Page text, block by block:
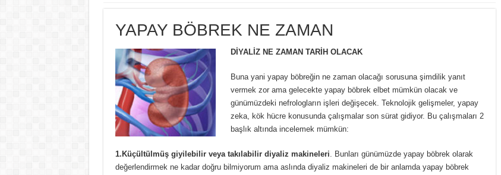
GÜNDE 8 BARDAK SU
BÖBREK HASTALIĞI NEDEN ARTIYOR
BÖBREK HASTALARI İÇİN YENİ UMUT/İLAÇ
EVRE 2 BÖBREK YETMEZLİĞİ
BÖBREK HASTASI ZAYIFLAMA İĞNESİ KULLANABİLİR Mİ?
BÖBREK HASTASI KREATİN KULLANABİLİR Mİ?
YAPAY BÖBREK NE ZAMAN
DİYALİZ NE ZAMAN TARİH OLACAK
Buna yani yapay böbreğin ne zaman olacağı sorusuna şimdilik yanıt
vermek zor ama gelecekte yapay böbrek elbet mümkün olacak ve
günümüzdeki nefrologların işleri değişecek. Teknolojik gelişmeler, yapay
zeka, kök hücre konusunda çalışmalar son sürat gidiyor. Bu çalışmaları 2
başlık altında incelemek mümkün:
1.Küçültülmüş giyilebilir veya takılabilir diyaliz makineleri. Bunları günümüzde yapay böbrek olarak
değerlendirmek ne kadar doğru bilmiyorum ama aslında diyaliz makineleri de bir anlamda yapay böbrek